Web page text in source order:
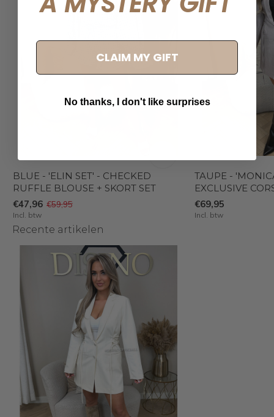
BLUE - 'ELIN SET' - CHECKED
RUFFLE BLOUSE + SKORT SET
€47,96 €59,95
Incl. btw
TAUPE -
EXCLUSIVE
€69,95
Incl. btw
Recente artikelen
CLAIM MY GIFT
No thanks, I don't like surprises